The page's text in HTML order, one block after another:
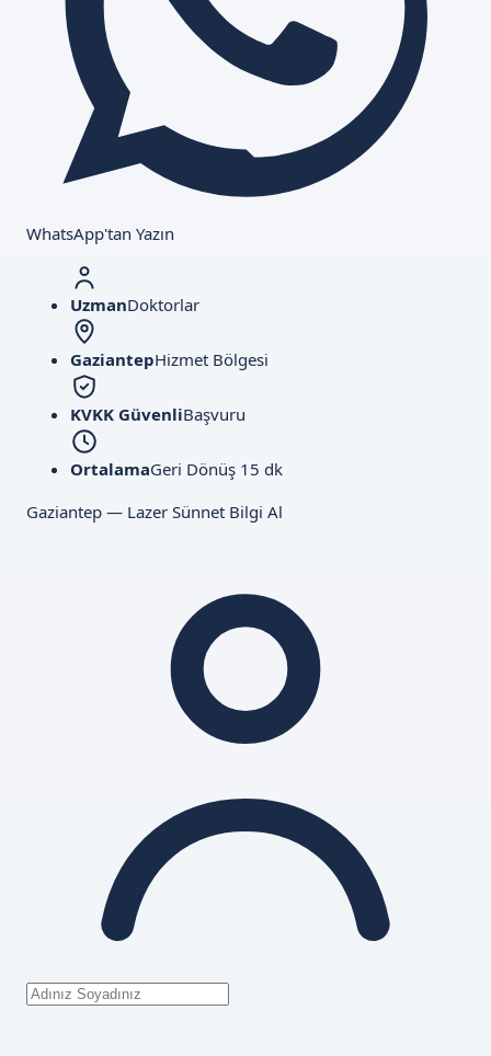
WhatsApp'tan Yazın
UzmanDoktorlar
GaziantepHizmet Bölgesi
KVKK GüvenliBaşvuru
OrtalamaGeri Dönüş 15 dk
Gaziantep — Lazer Sünnet Bilgi Al